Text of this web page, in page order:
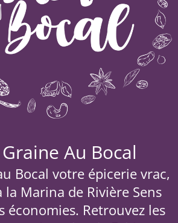
Au Bocal
Bocal votre épicerie vrac,
la Marina de Rivière Sens
économies. Retrouvez les